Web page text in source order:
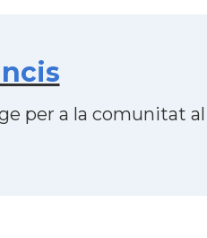
per a la comunitat al